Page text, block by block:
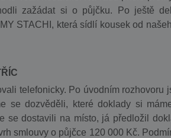
zažádat si o půjčku. Po ještě
STACHI, která sídlí kousek od
telefonicky. Po úvodním rozhovoru
se dozvěděli, které doklady si
se dostavili na místo, já předložil
smlouvy o půjčce 120 000 Kč.